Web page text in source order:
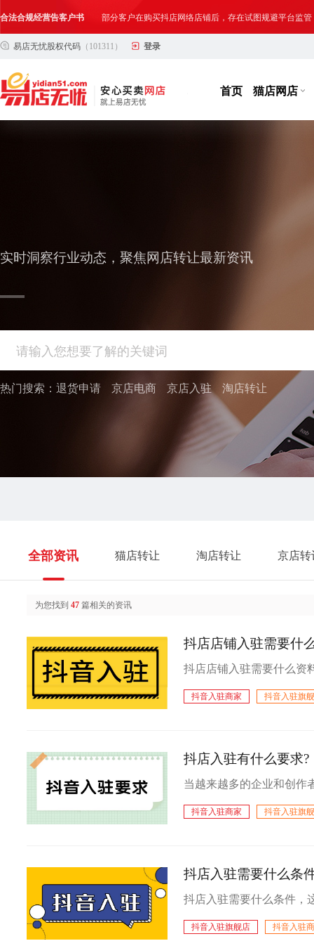
合法合规经营告客户书 部分客户在购买抖店网络店铺后，存在试图规避平台监
网络店铺合法经营告诫书 为确保网络店铺的合法、规范转让与经营,我司温馨提示
易店无忧股权代码 （101311） 登录
首页 猫店网店
实时洞察行业动态，聚焦网店转让最新资讯
热门搜索： 退货申请 京店电商 京店入驻 淘店转让
全部资讯 猫店转让 淘店转让 京店转
为您找到 47 篇相关的资讯
抖店店铺入驻需要什
抖音入驻商家 抖音入驻旗
抖店入驻有什么要求?
抖音入驻商家 抖音入驻旗
抖店入驻需要什么条
抖音入驻旗舰店 抖音入驻